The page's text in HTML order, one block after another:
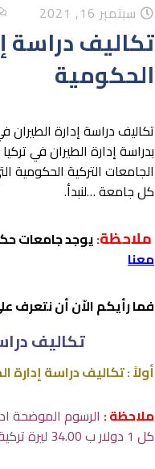
سبتمبر 16, 2021
تكاليف دراسة
الحكومية
تكاليف دراسة إدارة الطيران
بدراسة إدارة الطيران في
الجامعات التركية الحكومية
كل جامعة …لنبدأ.
ملاحظة:يوجد جامعات
معنا
فما رأيكم الاّن أن نتعرف
تكاليف
أولاً : تكاليف دراسة إدارة
ملاحظة :
كل 1 دولار ب 34.00 ليرة تركية